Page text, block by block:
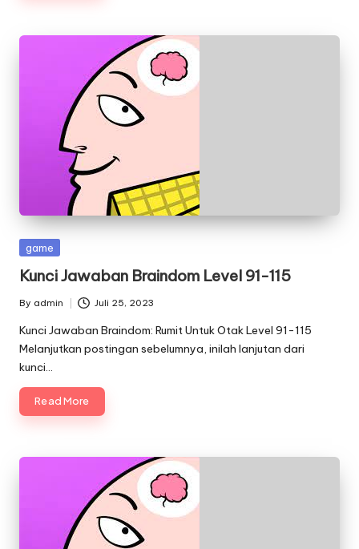
Posted
game
Kunci Jawaban Braindom Level 91-115
Posted
by
By admin Juli 25, 2023
Kunci Jawaban Braindom: Rumit Untuk Otak Level 91-115
Melanjutkan postingan sebelumnya, inilah lanjutan dari
kunci…
Read More